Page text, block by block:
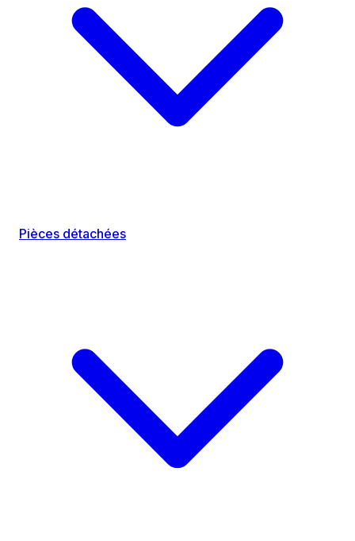
Pièces détachées